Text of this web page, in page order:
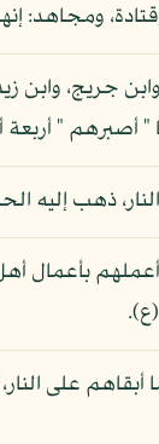
ومجاهد:
جريج، وابن
" أصبرهم " أربعة
ذهب إليه
بأعمال
أبقاهم على